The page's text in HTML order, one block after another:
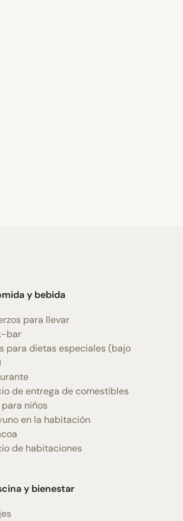
y bebida
para llevar
bar
para dietas especiales (bajo
de entrega de comestibles
niños
en la habitación
de habitaciones
y bienestar